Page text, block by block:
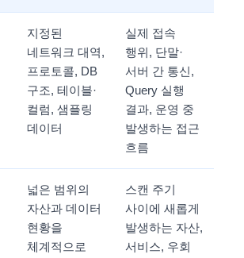
지정된
네트워크 대역,
프로토콜, DB
구조, 테이블·
컬럼, 샘플링
데이터
실제 접속
행위, 단말·
서버 간 통신,
Query 실행
결과, 운영 중
발생하는 접근
흐름
넓은 범위의
자산과 데이터
현황을
체계적으로
스캔 주기
사이에 새롭게
발생하는 자산,
서비스, 우회